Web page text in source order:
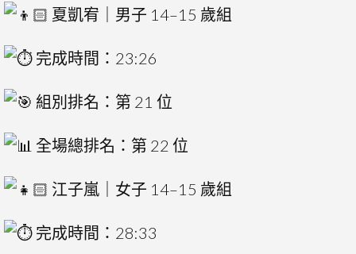
夏凱宥｜男子 14–15 歲組
完成時間：23:26
組別排名：第 21 位
全場總排名：第 22 位
江子嵐｜女子 14–15 歲組
完成時間：28:33